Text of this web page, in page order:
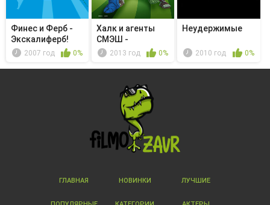
Финес и Ферб -
Экскалиферб!
2007 год 0%
Халк и агенты
СМЭШ -
Заклинатель
2013 год 0%
Неудержимые
2010 год 0%
ГЛАВНАЯ НОВИНКИ ЛУЧШИЕ